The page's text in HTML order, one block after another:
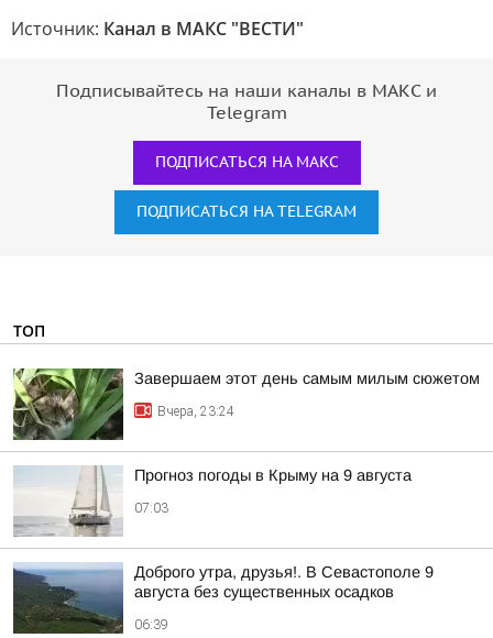
Источник: Канал в МАКС "ВЕСТИ"
Подписывайтесь на наши каналы в МАКС и
Telegram
ПОДПИСАТЬСЯ НА МАКС
ПОДПИСАТЬСЯ НА TELEGRAM
ТОП
Завершаем этот день самым милым сюжетом
Вчера, 23:24
Прогноз погоды в Крыму на 9 августа
07:03
Доброго утра, друзья!. В Севастополе 9
августа без существенных осадков
06:39